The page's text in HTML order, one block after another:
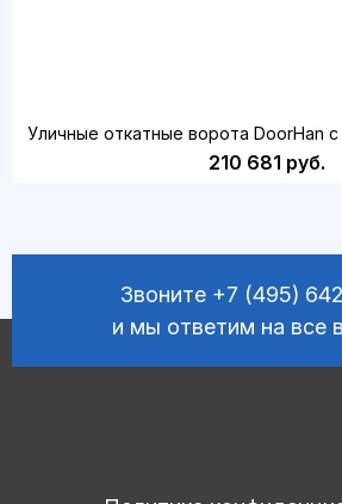
Уличные откатные ворота DoorHan с
210 681 руб.
Звоните +7 (495)
и мы ответим на все